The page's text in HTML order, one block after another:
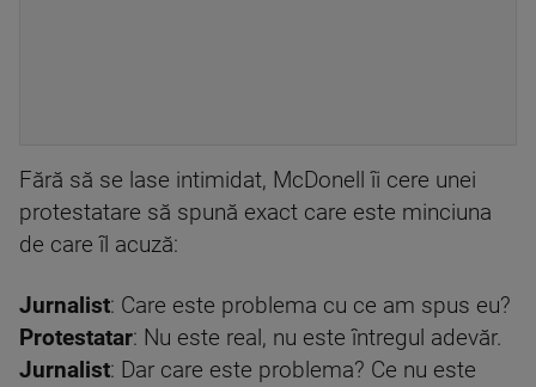
Fără să se lase intimidat, McDonell îi cere unei
protestatare să spună exact care este minciuna
de care îl acuză:
Jurnalist: Care este problema cu ce am spus eu?
Protestatar: Nu este real, nu este întregul adevăr.
Jurnalist: Dar care este problema? Ce nu este